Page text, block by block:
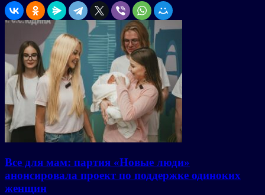
Все для мам: партия «Новые люди»
анонсировала проект по поддержке одиноких
женщин